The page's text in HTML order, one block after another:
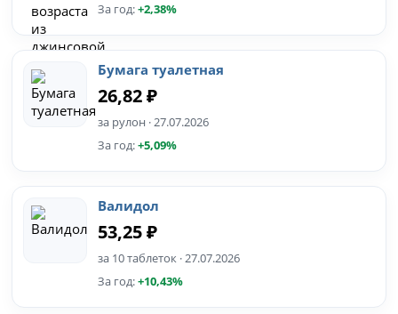
За год:+2,38%
Бумага туалетная
26,82 ₽
за рулон · 27.07.2026
За год:+5,09%
Валидол
53,25 ₽
за 10 таблеток · 27.07.2026
За год:+10,43%